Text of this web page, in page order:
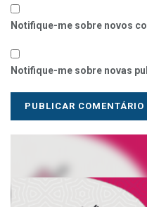
Notifique-me sobre novos
Notifique-me sobre novas